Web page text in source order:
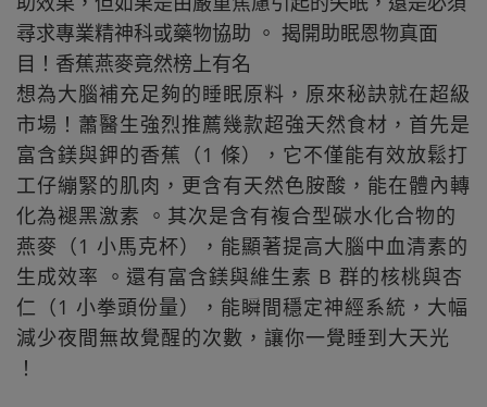
尋求專業精神科或藥物協助 。 揭開助眠恩物真面
目！香蕉燕麥竟然榜上有名
想為大腦補充足夠的睡眠原料，原來秘訣就在超級
市場！蕭醫生強烈推薦幾款超強天然食材，首先是
富含鎂與鉀的香蕉（1 條），它不僅能有效放鬆打
工仔繃緊的肌肉，更含有天然色胺酸，能在體內轉
化為褪黑激素 。其次是含有複合型碳水化合物的
燕麥（1 小馬克杯），能顯著提高大腦中血清素的
生成效率 。還有富含鎂與維生素 B 群的核桃與杏
仁（1 小拳頭份量），能瞬間穩定神經系統，大幅
減少夜間無故覺醒的次數，讓你一覺睡到大天光
！